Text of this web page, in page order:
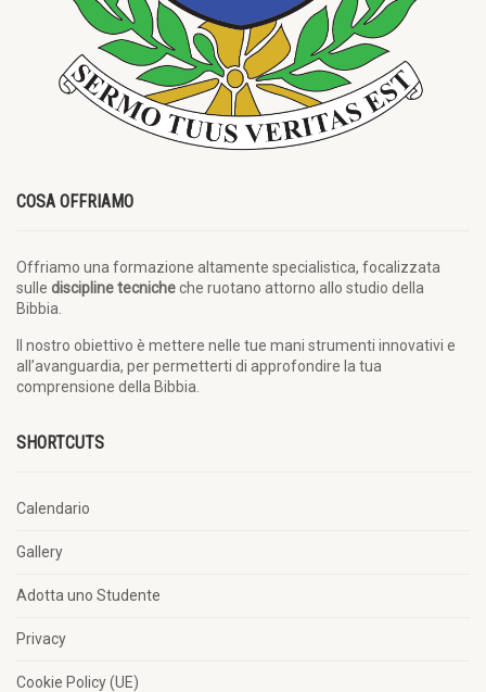
COSA OFFRIAMO
Offriamo una formazione altamente specialistica, focalizzata
sulle discipline tecnicheche ruotano attorno allo studio della
Bibbia.
Il nostro obiettivo è mettere nelle tue mani strumenti innovativi e
all’avanguardia, per permetterti di approfondire la tua
comprensione della Bibbia.
SHORTCUTS
Calendario
Gallery
Adotta uno Studente
Privacy
Cookie Policy (UE)